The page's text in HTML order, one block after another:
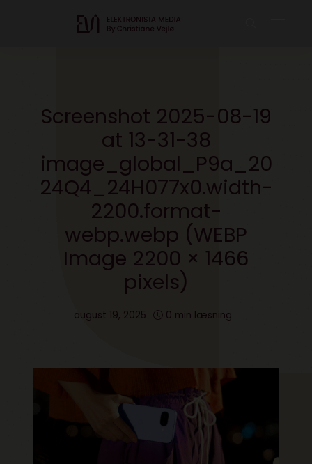
Screenshot 2025-08-19
at 13-31-38
image_global_P9a_20
24Q4_24H077x0.width-
2200.format-
webp.webp (WEBP
Image 2200 × 1466
pixels)
august 19, 2025 0 min læsning